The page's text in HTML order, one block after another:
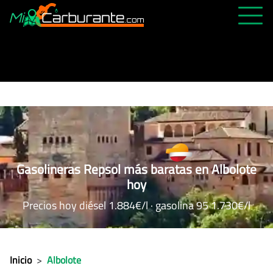
ABIERTAS 24H
ÚLTIMAS MATRÍCULAS
FAVORITAS
Gasolineras Repsol más baratas en Albolote
hoy
Precios hoy diésel 1.884€/l · gasolina 95 1.730€/l
Inicio > Albolote